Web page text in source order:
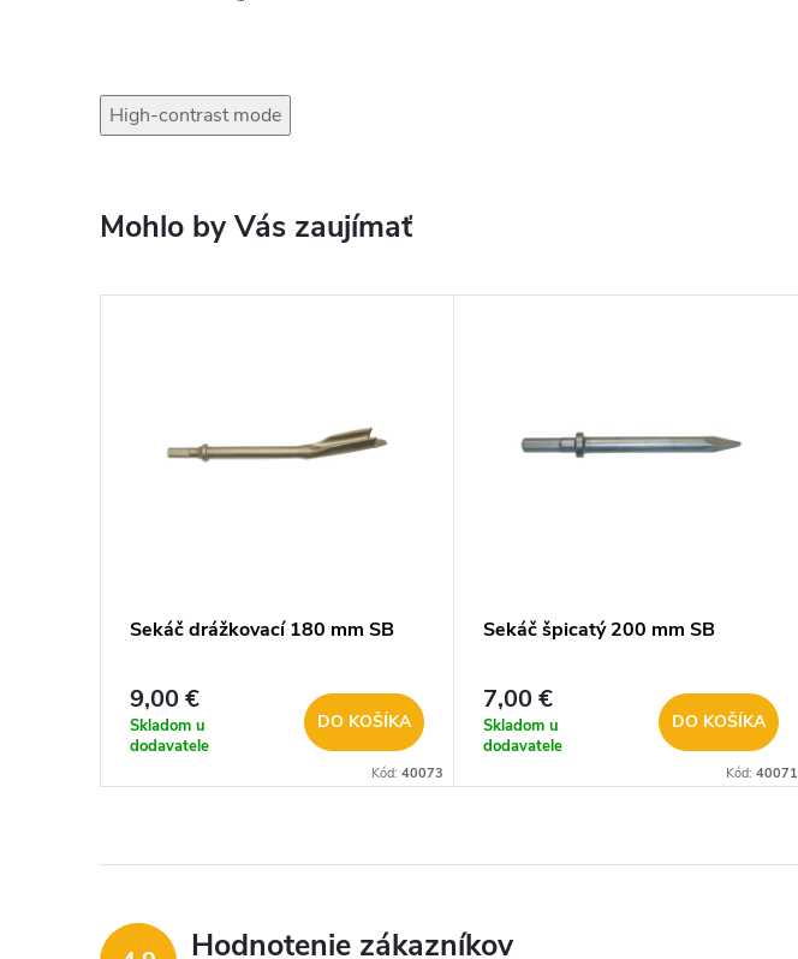
High-contrast mode
Mohlo by Vás zaujímať
Sekáč drážkovací 180 mm SB
9,00 €
Skladom u
dodavatele
DO KOŠÍKA
Kód:40073
Sekáč špicatý 200 mm SB
7,00 €
Skladom u
dodavatele
DO KOŠÍKA
Kód: 40071
Hodnotenie zákazníkov